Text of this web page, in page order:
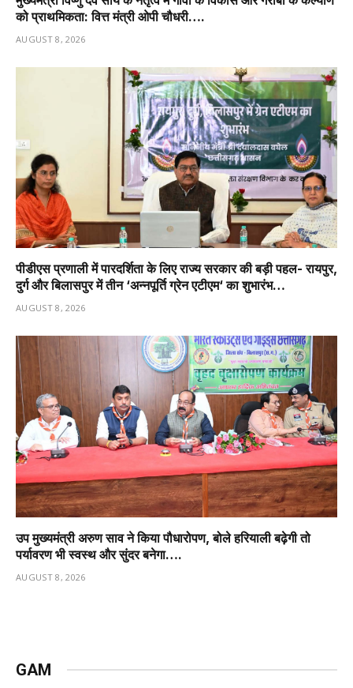
को प्राथमिकता: वित्त मंत्री ओपी चौधरी….
AUGUST 8, 2026
पीडीएस प्रणाली में पारदर्शिता के लिए राज्य सरकार की बड़ी पहल- रायपुर,
दुर्ग और बिलासपुर में तीन ‘अन्नपूर्ति ग्रेन एटीएम‘ का शुभारंभ…
AUGUST 8, 2026
उप मुख्यमंत्री अरुण साव ने किया पौधारोपण, बोले हरियाली बढ़ेगी तो
पर्यावरण भी स्वस्थ और सुंदर बनेगा….
AUGUST 8, 2026
GAM